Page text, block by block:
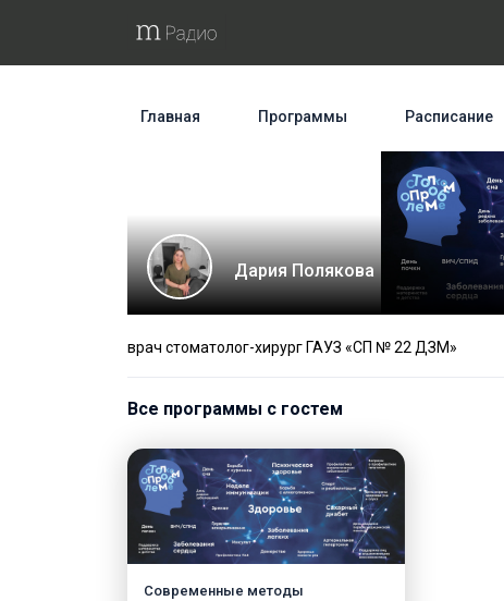
Главная Программы Расписание
Дария Полякова
врач стоматолог-хирург ГАУЗ «СП № 22 ДЗМ»
Все программы с гостем
Современные методы